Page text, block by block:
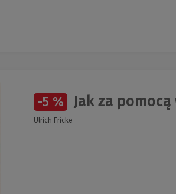
-5 % Jak za
Ulrich Fricke